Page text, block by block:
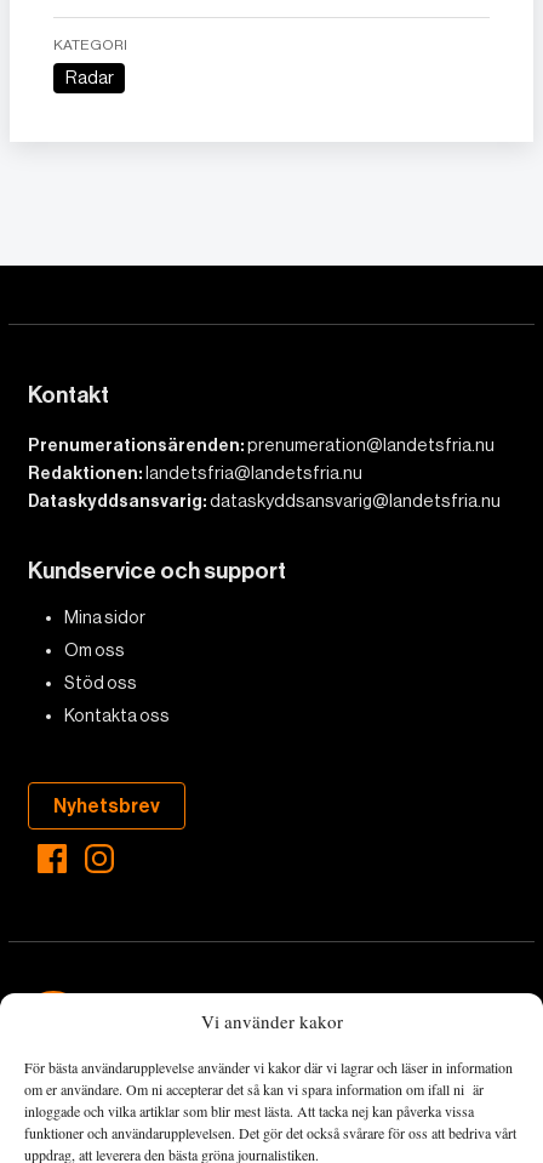
Vi använder kakor
För bästa användarupplevelse använder vi kakor där vi lagrar och läser in information
om er användare. Om ni accepterar det så kan vi spara information om ifall ni är
inloggade och vilka artiklar som blir mest lästa. Att tacka nej kan påverka vissa
funktioner och användarupplevelsen. Det gör det också svårare för oss att bedriva vårt
uppdrag, att leverera den bästa gröna journalistiken.
KATEGORI
Radar
Kontakt
Prenumerationsärenden:prenumeration@landetsfria.nu
Redaktionen: landetsfria@landetsfria.nu
Dataskyddsansvarig:dataskyddsansvarig@landetsfria.nu
Kundservice och support
Mina sidor
Om oss
Stöd oss
Kontakta oss
Nyhetsbrev
Landets Fria Tidning är en nyhetstidning med bred bevakning av
det viktigaste som händer lokalt och globalt och med fokus på
omställningsrörelsen. En omställning till ett hållbart samhälle går